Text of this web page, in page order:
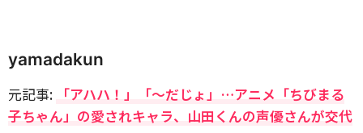
yamadakun
元記事: 「アハハ！」「～だじょ」…アニメ「ちびまる
子ちゃん」の愛されキャラ、山田くんの声優さんが交代